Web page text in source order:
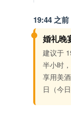
19:44 之前
婚礼晚
建议于
半小时
享用美
日（今